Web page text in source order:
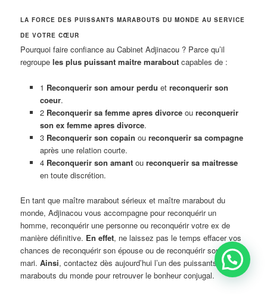
LA FORCE DES PUISSANTS MARABOUTS DU MONDE AU SERVICE
DE VOTRE CŒUR
Pourquoi faire confiance au Cabinet Adjinacou ? Parce qu’il
regroupeles plus puissant maitre marabout capables de :
1 Reconquerir son amour perdu et reconquerir son
coeur.
2 Reconquerir sa femme apres divorceou reconquerir
son ex femme apres divorce.
3 Reconquerir son copain ou reconquerir sa compagne
après une relation courte.
4 Reconquerir son amantou reconquerir sa maitresse
en toute discrétion.
En tant que maître marabout sérieux et maître marabout du
monde, Adjinacou vous accompagne pour reconquérir un
homme, reconquérir une personne ou reconquérir votre ex de
manière définitive. En effet, ne laissez pas le temps effacer vos
chances de reconquérir son épouse ou de reconquérir son ex-
mari.Ainsi, contactez dès aujourd’hui l’un des puissants
marabouts du monde pour retrouver le bonheur conjugal.